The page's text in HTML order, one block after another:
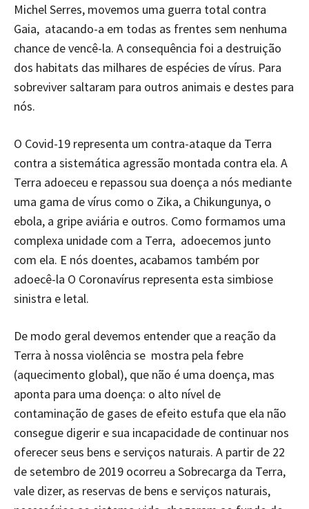
Michel Serres, movemos uma guerra total contra
Gaia, atacando-a em todas as frentes sem nenhuma
chance de vencê-la. A consequência foi a destruição
dos habitats das milhares de espécies de vírus. Para
sobreviver saltaram para outros animais e destes para
nós.
O Covid-19 representa um contra-ataque da Terra
contra a sistemática agressão montada contra ela. A
Terra adoeceu e repassou sua doença a nós mediante
uma gama de vírus como o Zika, a Chikungunya, o
ebola, a gripe aviária e outros. Como formamos uma
complexa unidade com a Terra, adoecemos junto
com ela. E nós doentes, acabamos também por
adoecê-la O Coronavírus representa esta simbiose
sinistra e letal.
De modo geral devemos entender que a reação da
Terra à nossa violência se mostra pela febre
(aquecimento global), que não é uma doença, mas
aponta para uma doença: o alto nível de
contaminação de gases de efeito estufa que ela não
consegue digerir e sua incapacidade de continuar nos
oferecer seus bens e serviços naturais. A partir de 22
de setembro de 2019 ocorreu a Sobrecarga da Terra,
vale dizer, as reservas de bens e serviços naturais,